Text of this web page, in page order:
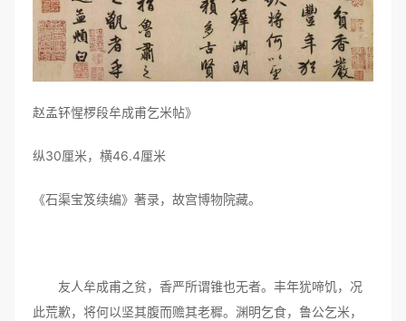
赵孟钚惺椤段牟成甫乞米帖》
纵30厘米，横46.4厘米
《石渠宝笈续编》著录，故宫博物院藏。
友人牟成甫之贫，香严所谓锥也无者。丰年犹啼饥，况
此荒歉，将何以坚其腹而赡其老穉。渊明乞食，鲁公乞米，